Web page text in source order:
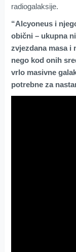
radiogalaksije.
“Alcyoneus i
obični – ukupna
zvjezdana masa i
nego kod onih
vrlo masivne
potrebne za